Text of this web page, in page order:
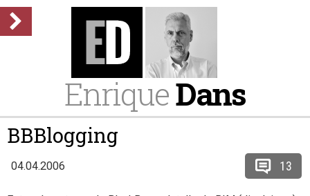
EnriqueDans
BBBlogging
04.04.2006 13